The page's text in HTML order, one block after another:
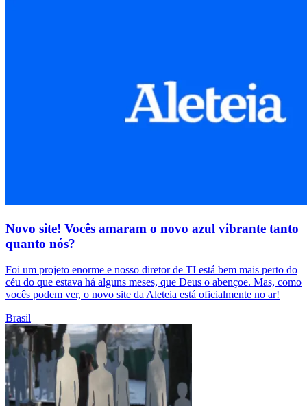
Novo site! Vocês amaram o novo azul vibrante tanto
quanto nós?
Foi um projeto enorme e nosso diretor de TI está bem mais perto do
céu do que estava há alguns meses, que Deus o abençoe. Mas, como
vocês podem ver, o novo site da Aleteia está oficialmente no ar!
Brasil